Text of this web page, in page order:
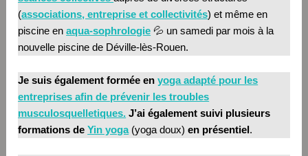
(associations, entreprise et collectivités) et même en
piscine enaqua-sophrologie 💦 un samedi par mois à la
nouvelle piscine de Déville-lès-Rouen.
Je suis également formée enyoga adapté pour les
entreprises afin de prévenir les troubles
musculosquelletiques. J’ai également suivi plusieurs
formations deYin yoga(yoga doux)en présentiel.